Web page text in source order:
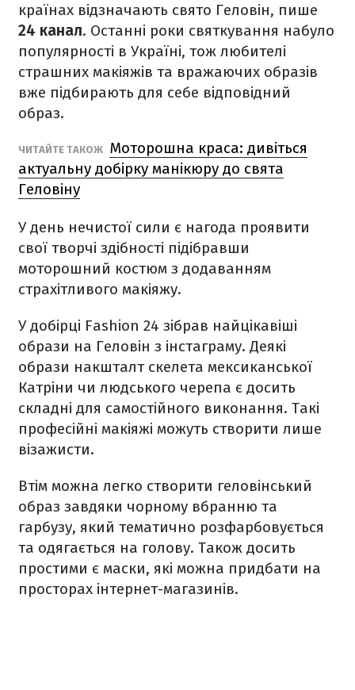
країнах відзначають свято Геловін, пише
24 канал. Останні роки святкування набуло
популярності в Україні, тож любителі
страшних макіяжів та вражаючих образів
вже підбирають для себе відповідний
образ.
ЧИТАЙТЕ ТАКОЖ Моторошна краса: дивіться
актуальну добірку манікюру до свята
Геловіну
У день нечистої сили є нагода проявити
свої творчі здібності підібравши
моторошний костюм з додаванням
страхітливого макіяжу.
У добірці Fashion 24 зібрав найцікавіші
образи на Геловін з інстаграму. Деякі
образи накшталт скелета мексиканської
Катріни чи людського черепа є досить
складні для самостійного виконання. Такі
професійні макіяжі можуть створити лише
візажисти.
Втім можна легко створити геловінський
образ завдяки чорному вбранню та
гарбузу, який тематично розфарбовується
та одягається на голову. Також досить
простими є маски, які можна придбати на
просторах інтернет-магазинів.